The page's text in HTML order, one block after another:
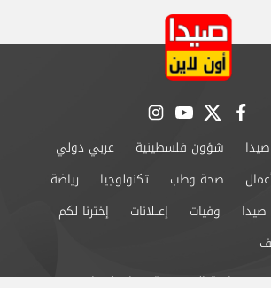
facebook
twitter
youtube
instagram
صيدا شؤون فلسطينية
عربي دولي
صحة وطب تكنولوجيا
رياضة
وفيات إعــلانات
إخترنا لكم
سياسة الخصوصية اتصل بنا